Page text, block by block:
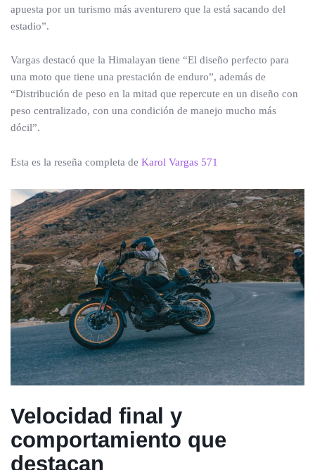
apuesta por un turismo más aventurero que la está sacando del
estadio”.
Vargas destacó que la Himalayan tiene “El diseño perfecto para
una moto que tiene una prestación de enduro”, además de
“Distribución de peso en la mitad que repercute en un diseño con
peso centralizado, con una condición de manejo mucho más
dócil”.
Esta es la reseña completa de Karol Vargas 571
Velocidad final y
comportamiento que
destacan